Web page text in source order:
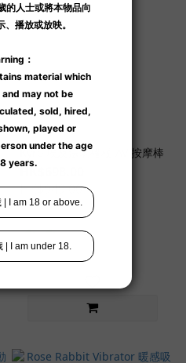
Kyro 埃及法老權杖 AV 按摩棒
HK$698.00
HK$949.00